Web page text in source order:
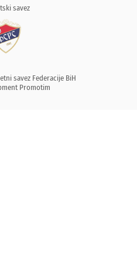
savez
savez Federacije BiH
Promotim